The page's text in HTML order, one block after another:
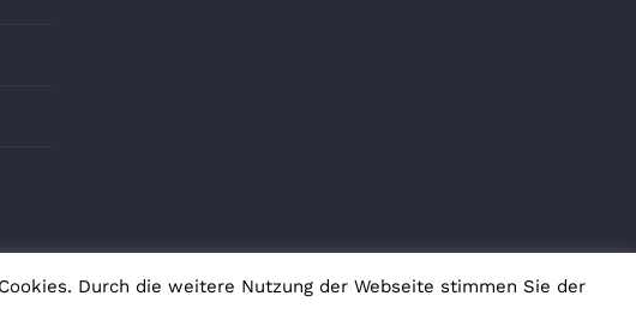
Durch die weitere Nutzung der Webseite stimmen Sie der